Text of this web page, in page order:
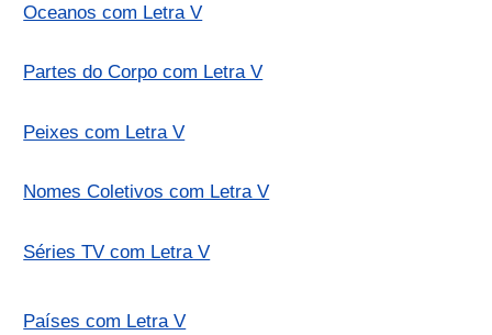
Oceanos com Letra V
Partes do Corpo com Letra V
Peixes com Letra V
Nomes Coletivos com Letra V
Séries TV com Letra V
Países com Letra V